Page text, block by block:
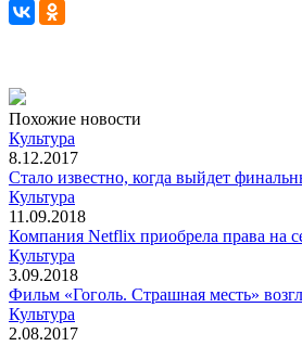
Похожие новости
Культура
8.12.2017
Стало известно, когда выйдет
Культура
11.09.2018
Компания Netflix приобрела права на
Культура
3.09.2018
Фильм «Гоголь. Страшная месть»
Культура
2.08.2017